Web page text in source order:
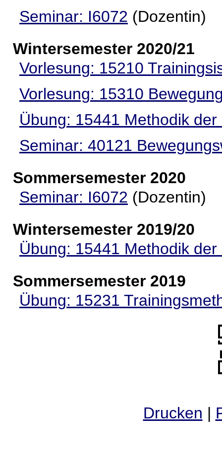
Seminar: I6072 (Dozentin)
Wintersemester 2020/21
Vorlesung: 15210
Vorlesung: 15310
Übung: 15441 Methodik
Seminar: 40121
Sommersemester 2020
Seminar: I6072 (Dozentin)
Wintersemester 2019/20
Übung: 15441 Methodik
Sommersemester 2019
Übung: 15231
Drucken |